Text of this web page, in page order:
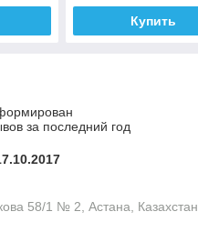
Купить
за последний год
58/1 № 2, Астана, Казахстан